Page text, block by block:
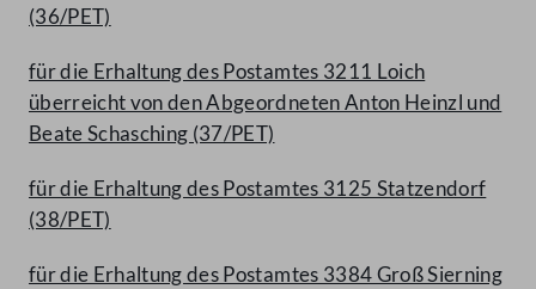
(36/PET)
für die Erhaltung des Postamtes 3211 Loich
überreicht von den Abgeordneten Anton Heinzl und
Beate Schasching (37/PET)
für die Erhaltung des Postamtes 3125 Statzendorf
(38/PET)
für die Erhaltung des Postamtes 3384 Groß Sierning